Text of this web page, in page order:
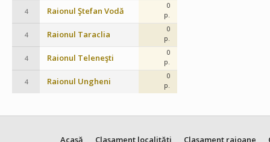
4 Raionul Ştefan Vodă
0
p.
4 Raionul Taraclia
0
p.
4 Raionul Teleneşti
0
p.
4 Raionul Ungheni
0
p.
Acasă Clasament localități Clasament raioane